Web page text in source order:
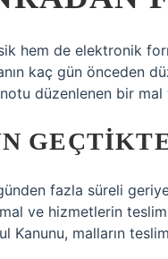
hem de elektronik
kaç gün önceden
düzenlenen bir
fazla süreli
ve hizmetlerin
Kanunu, malların